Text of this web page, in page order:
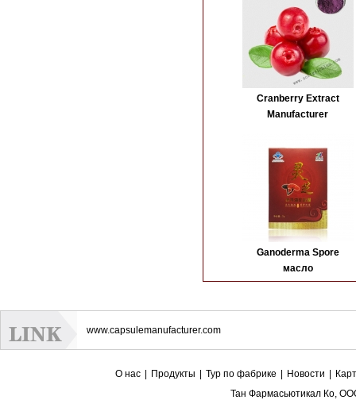
Cranberry Extract
Manufacturer
Ganoderma Spore
масло
www.capsulemanufacturer.com
О нас Продукты Тур по фабрике Новости
Тан Фармасьютикал Ко,